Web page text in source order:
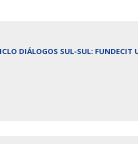
DIÁLOGOS SUL-SUL: